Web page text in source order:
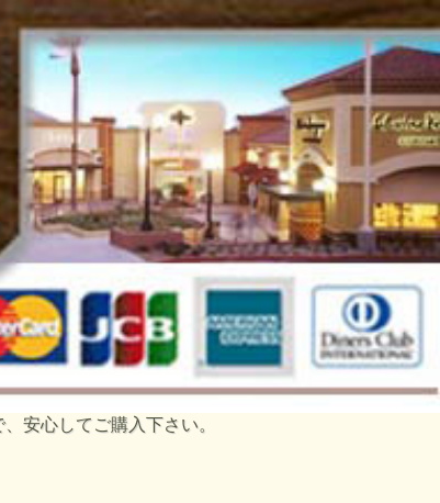
安心してご購入下さい。